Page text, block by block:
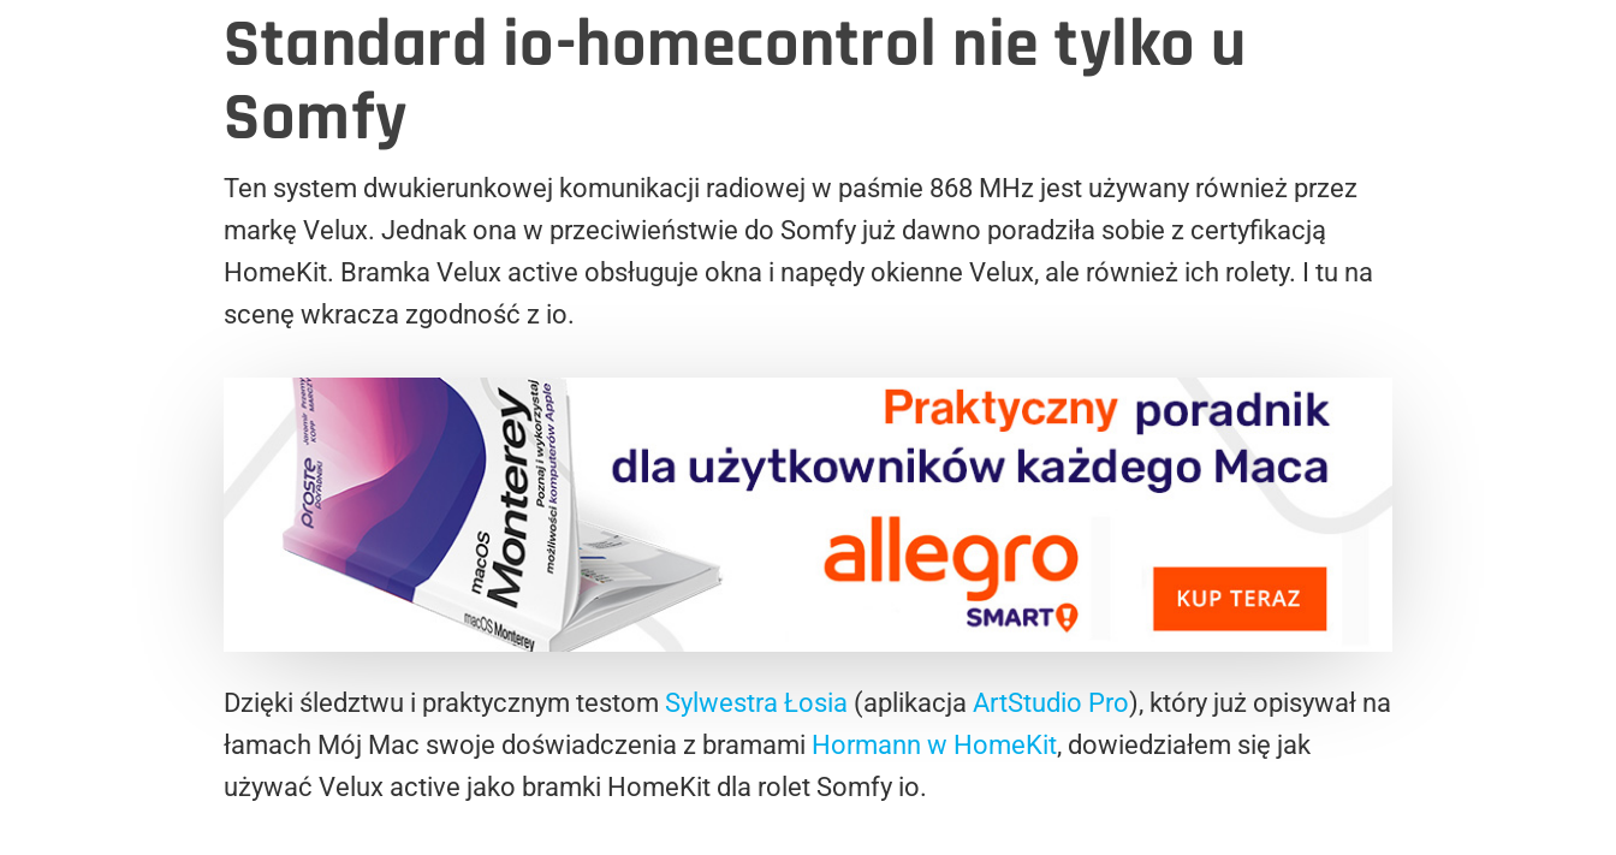
Standard io-homecontrol nie tylko u
Somfy
Ten system dwukierunkowej komunikacji radiowej w paśmie 868 MHz jest używany również przez
markę Velux. Jednak ona w przeciwieństwie do Somfy już dawno poradziła sobie z certyfikacją
HomeKit. Bramka Velux active obsługuje okna i napędy okienne Velux, ale również ich rolety. I tu na
scenę wkracza zgodność z io.
Dzięki śledztwu i praktycznym testom Sylwestra Łosia (aplikacja ArtStudio Pro), który już opisywał na
łamach Mój Mac swoje doświadczenia z bramami Hormann w HomeKit, dowiedziałem się jak
używać Velux active jako bramki HomeKit dla rolet Somfy io.